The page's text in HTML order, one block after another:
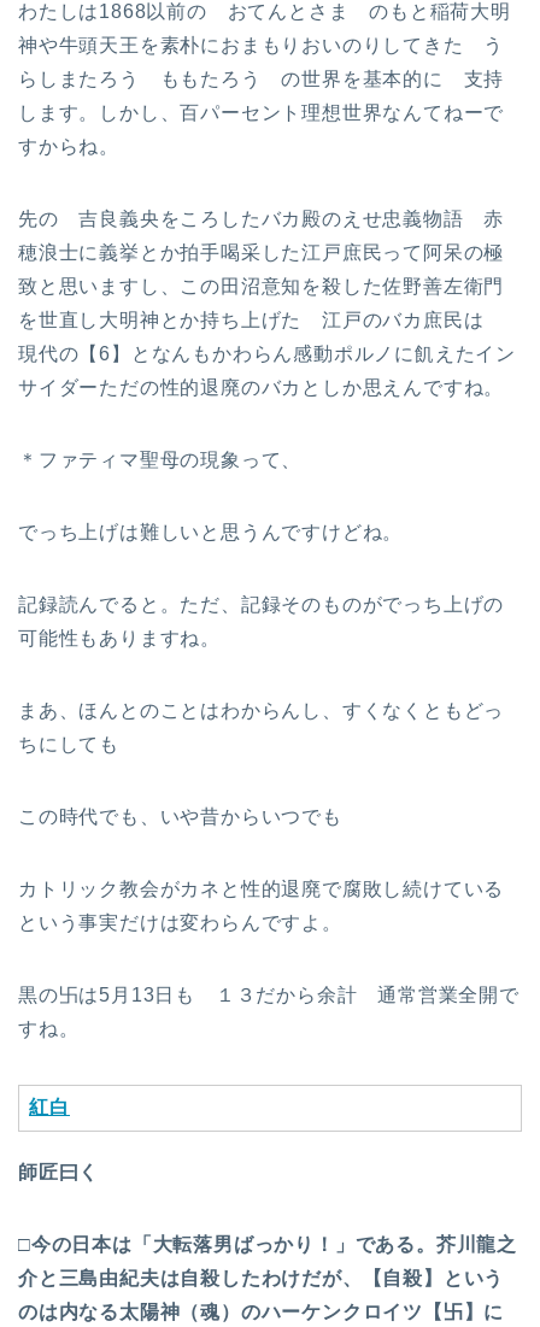
わたしは1868以前の おてんとさま のもと稲荷大明
神や牛頭天王を素朴におまもりおいのりしてきた う
らしまたろう ももたろう の世界を基本的に 支持
します。しかし、百パーセント理想世界なんてねーで
すからね。
先の 吉良義央をころしたバカ殿のえせ忠義物語 赤
穂浪士に義挙とか拍手喝采した江戸庶民って阿呆の極
致と思いますし、この田沼意知を殺した佐野善左衛門
を世直し大明神とか持ち上げた 江戸のバカ庶民は
現代の【6】となんもかわらん感動ポルノに飢えたイン
サイダーただの性的退廃のバカとしか思えんですね。
＊ファティマ聖母の現象って、
でっち上げは難しいと思うんですけどね。
記録読んでると。ただ、記録そのものがでっち上げの
可能性もありますね。
まあ、ほんとのことはわからんし、すくなくともどっ
ちにしても
この時代でも、いや昔からいつでも
カトリック教会がカネと性的退廃で腐敗し続けている
という事実だけは変わらんですよ。
黒の卐は5月13日も １３だから余計 通常営業全開で
すね。
紅白
師匠曰く
□今の日本は「大転落男ばっかり！」である。芥川龍之
介と三島由紀夫は自殺したわけだが、【自殺】という
のは内なる太陽神（魂）のハーケンクロイツ【 卐 】に